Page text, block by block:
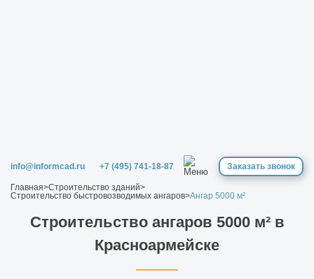
info@informcad.ru +7 (495) 741-18-87 Заказать звонок
Главная>Строительство зданий>
Строительство быстровозводимых ангаров>Ангар 5000 м²
Строительство ангаров 5000 м² в
Красноармейске